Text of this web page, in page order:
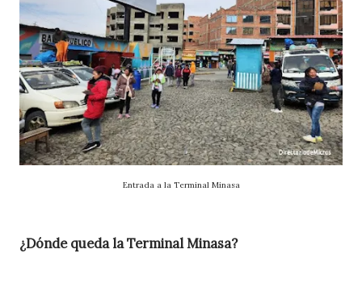
Entrada a la Terminal Minasa
¿Dónde queda la Terminal Minasa?